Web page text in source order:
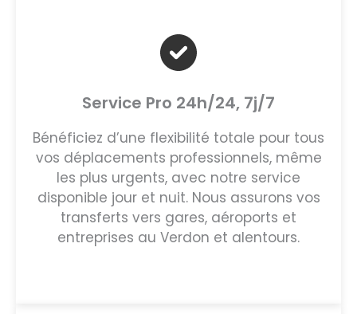
Service Pro 24h/24, 7j/7
Bénéficiez d’une flexibilité totale pour tous
vos déplacements professionnels, même
les plus urgents, avec notre service
disponible jour et nuit. Nous assurons vos
transferts vers gares, aéroports et
entreprises au Verdon et alentours.